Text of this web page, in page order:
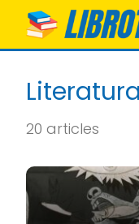
Literatura
20 articles